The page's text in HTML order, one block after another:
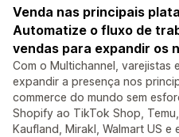
Venda nas principais
Automatize o fluxo de
vendas para expandir os
Com o Multichannel, varejistas
expandir a presença nos
commerce do mundo sem
Shopify ao TikTok Shop,
Kaufland, Mirakl, Walmart US